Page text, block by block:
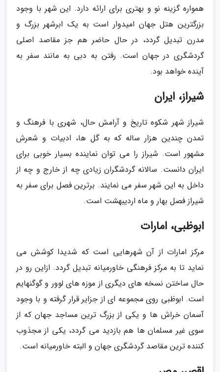
همواره گزینه نو و بهتری برای ارائه دارد. این شهر با وجود
بزرگترین هتل جهان امیدوار است به یک ابرشهر بزرگ و
مدرن تبدیل گردد، در حال حاضر هم جز مقاصد اصلی
گردشگری در جهان است. رفتن به دبی به مانند سفر به
آینده خواهد بود.
شیراز، ایران
شیراز شهر شکوه تاریخ و آرامش حال، شهری با فرهنگ و
تمدن چندین هزار ساله که به گل ها، ادبیات و شعرش
مشهور است. شیراز را می توان نماینده بسیار خوبی برای
ایران دانست. سالانه گردشگران زیادی چه از خارج و چه از
داخل به این شهر سفر می نمایند. برترین فصل برای سفر به
شیراز فصل بهار و ماه اردیبهشت است.
ابوظبی، امارات
مرکز امارات از آن شهرهایی است که شدیدا کوشش می
نماید تا به مرکز فرهنگی خاورمیانه تبدیل گردد. ازاین رو در
حال ساختن نسخه های دیگری از موزه های لوور و گوگنهایم
است. ابوظبی روی مجموعه ای از جزایر قرار گرفته و با وجود
آسمان خراش ها و یکی از بزرگ ترین مساجد جهان که از
سوی غیر مسلمان ها هم بازدید می گردد، یکی از مجذوب
کننده ترین مقاصد گردشگری جهان و البته خاورمیانه است.